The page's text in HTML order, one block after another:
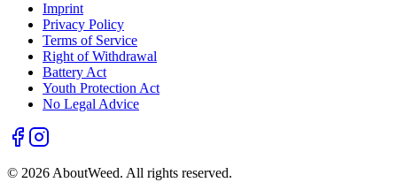
Imprint
Privacy Policy
Terms of Service
Right of Withdrawal
Battery Act
Youth Protection Act
No Legal Advice
© 2026 AboutWeed. All rights reserved.